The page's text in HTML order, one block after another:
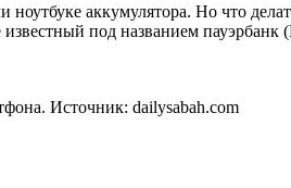
аккумулятора. Но что
под названием пауэрбанк
Источник: dailysabah.com